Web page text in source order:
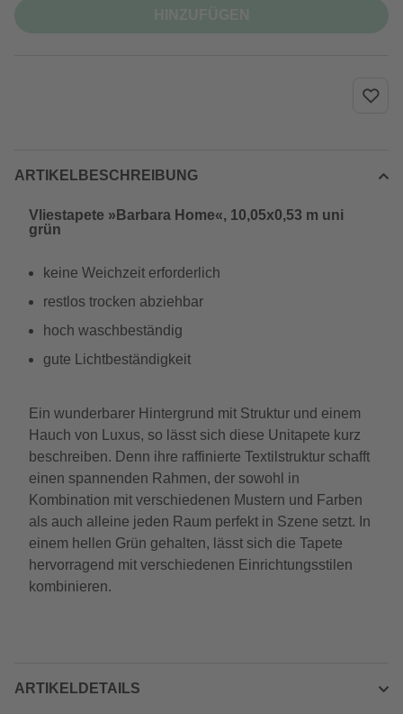
ARTIKELBESCHREIBUNG
Vliestapete »Barbara Home«, 10,05x0,53 m uni
grün
keine Weichzeit erforderlich
restlos trocken abziehbar
hoch waschbeständig
gute Lichtbeständigkeit
Ein wunderbarer Hintergrund mit Struktur und einem
Hauch von Luxus, so lässt sich diese Unitapete kurz
beschreiben. Denn ihre raffinierte Textilstruktur schafft
einen spannenden Rahmen, der sowohl in
Kombination mit verschiedenen Mustern und Farben
als auch alleine jeden Raum perfekt in Szene setzt. In
einem hellen Grün gehalten, lässt sich die Tapete
hervorragend mit verschiedenen Einrichtungsstilen
kombinieren.
ARTIKELDETAILS